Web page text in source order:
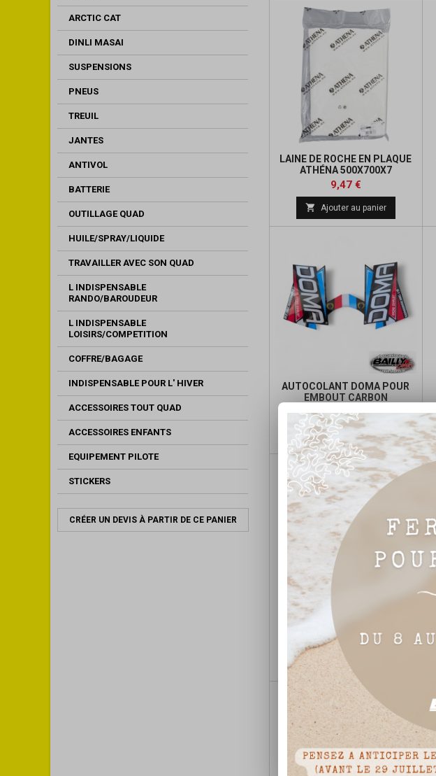
ARCTIC CAT
DINLI MASAI
SUSPENSIONS
PNEUS
TREUIL
JANTES
ANTIVOL
BATTERIE
OUTILLAGE QUAD
HUILE/SPRAY/LIQUIDE
TRAVAILLER AVEC SON QUAD
L INDISPENSABLE
RANDO/BAROUDEUR
L INDISPENSABLE
LOISIRS/COMPETITION
COFFRE/BAGAGE
INDISPENSABLE POUR L' HIVER
ACCESSOIRES TOUT QUAD
ACCESSOIRES ENFANTS
EQUIPEMENT PILOTE
STICKERS
CRÉER UN DEVIS À PARTIR DE CE PANIER
LAINE DE ROCHE EN PLAQUE
ATHÉNA 500X700X7
Prix
9,47 €Prix
base
 Ajouter au panier
AUTOCOLANT DOMA POUR
EMBOUT CARBON
Prix
4,25 €Prix
de
base
 Ajouter au panier
KIT 20 RIVETS INOX + FORET
Prix
13,14 €
 Ajouter au panier